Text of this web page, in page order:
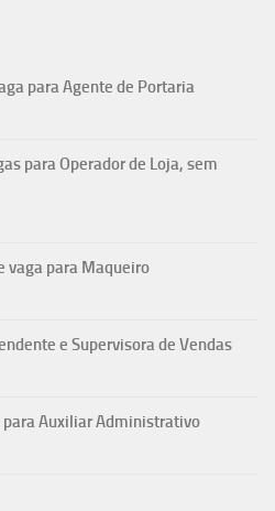
para Agente de Portaria
para Operador de Loja, sem
vaga para Maqueiro
e Supervisora de Vendas
para Auxiliar Administrativo